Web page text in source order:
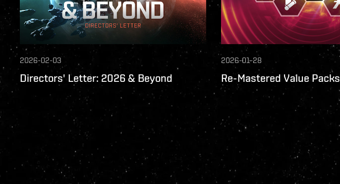
2026-02-03
Directors' Letter: 2026 & Beyond
2026-01-28
Re-Mastered Value Packs